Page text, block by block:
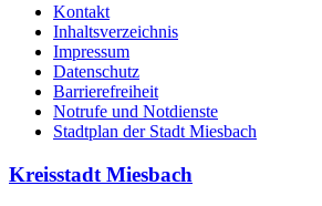
Kontakt
Inhaltsverzeichnis
Impressum
Datenschutz
Barrierefreiheit
Notrufe und Notdienste
Stadtplan der Stadt Miesbach
Kreisstadt Miesbach